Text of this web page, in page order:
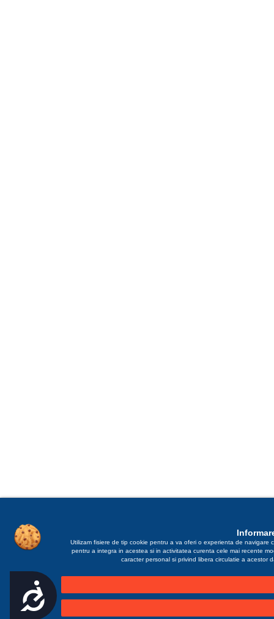
Accesibilitate
Utilizam fisiere de tip cookie pentru a va oferi o experienta de navigare
pentru a integra in acestea si in activitatea curenta cele mai recente
caracter personal si privind libera circulatie a acestor